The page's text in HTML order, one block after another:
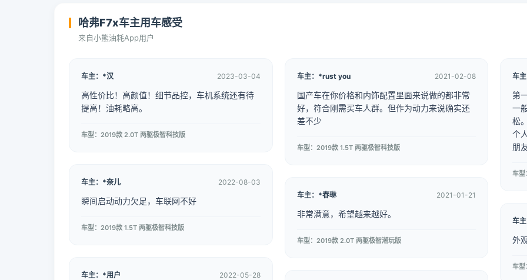
哈弗F7x车主用车感受
来自小熊油耗App用户
车主：*汉 2023-03-04
高性价比！高颜值！细节品控，车机系统还有待
提高！油耗略高。
车型：2019款 2.0T 两驱极智科技版
车主：*奈儿 2022-08-03
瞬间启动动力欠足，车联网不好
车型：2019款 1.5T 两驱极智科技版
车主：*用户 2022-05-28
车主：*rust you 2021-02-08
国产车在你价格和内饰配置里面来说做的都非常
好，符合刚需买车人群。但作为动力来说确实还
差不少
车型：2019款 1.5T 两驱极智科技版
车主：*春琳 2021-01-21
非常满意，希望越来越好。
车型：2019款 2.0T 两驱极智潮玩版
车
第
一
松
个
朋
车
车
外
车型